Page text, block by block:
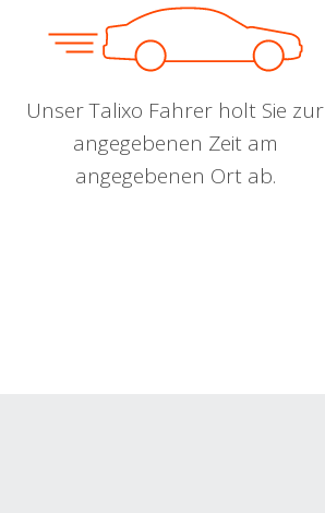
Unser Talixo Fahrer holt Sie zur
angegebenen Zeit am
angegebenen Ort ab.